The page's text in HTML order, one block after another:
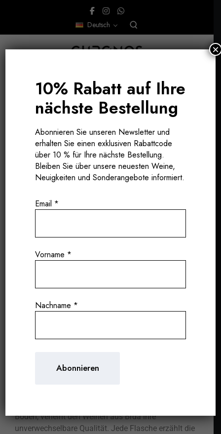
Deutsch
ENTDECKT WERDEN WILL
Weintradition, die tief im Herzen Europas verwurzelt
vereint.
Die Hügel von Brda, direkt an der Grenze zwischen
Böden, verleiht den Weinen aus Brda ihre
unverwechselbare Qualität. Jede Flasche erzählt die
10% Rabatt auf Ihre
nächste Bestellung
Abonnieren Sie unseren Newsletter und
erhalten Sie einen exklusiven Rabattcode
über 10 % für Ihre nächste Bestellung.
Bleiben Sie über unsere neuesten Weine,
Neuigkeiten und Sonderangebote informiert.
Email *
Vorname *
Nachname *
×